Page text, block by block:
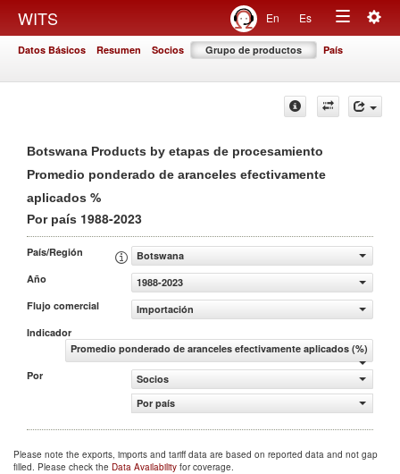
WITS En Es
Toggle
Datos Básicos Resumen Socios Grupo de productos País
Botswana Products by etapas de procesamiento
Promedio ponderado de aranceles efectivamente
aplicados %
Por país 1988-2023
País/Región
Botswana
Año
1988-2023
Flujo comercial
Importación
Indicador
Promedio ponderado de aranceles efectivamente aplicados (%)
Por
Socios
Por país
Please note the exports, imports and tariff data are based on reported data and not gap
filled. Please check the Data Availability for coverage.